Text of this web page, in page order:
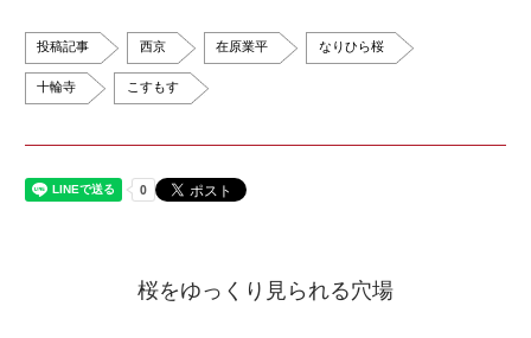
投稿記事 西京 在原業平 なりひら桜
十輪寺 こすもす
桜をゆっくり見られる穴場